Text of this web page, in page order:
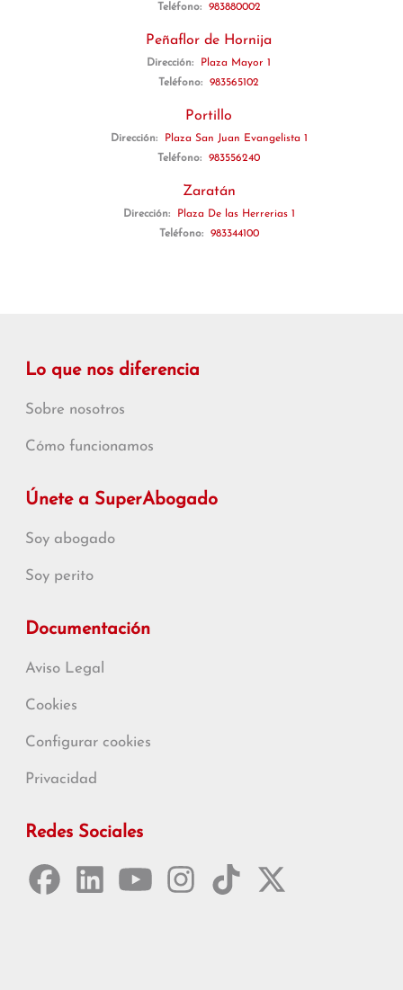
Teléfono:
983880002
Peñaflor de Hornija
Dirección:
Plaza Mayor 1
Teléfono:
983565102
Portillo
Dirección:
Plaza San Juan Evangelista 1
Teléfono:
983556240
Zaratán
Dirección:
Plaza De las Herrerias 1
Teléfono:
983344100
Lo que nos diferencia
Sobre nosotros
Cómo funcionamos
Únete a SuperAbogado
Soy abogado
Soy perito
Documentación
Aviso Legal
Cookies
Configurar cookies
Privacidad
Redes Sociales